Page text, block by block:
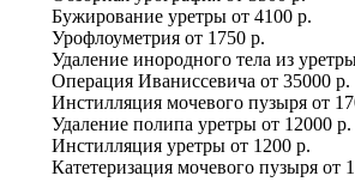
Бужирование уретры от 4100 р.
Урофлоуметрия от 1750 р.
Удаление инородного тела из
Операция Иваниссевича от 35000 р.
Инстилляция мочевого пузыря от
Удаление полипа уретры от 12000 р.
Инстилляция уретры от 1200 р.
Катетеризация мочевого пузыря от